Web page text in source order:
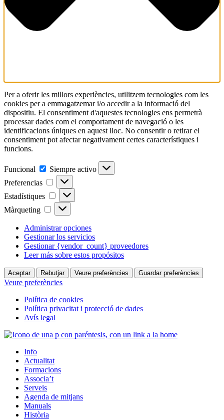
Per a oferir les millors experiències, utilitzem tecnologies com les
cookies per a emmagatzemar i/o accedir a la informació del
dispositiu. El consentiment d'aquestes tecnologies ens permetrà
processar dades com el comportament de navegació o les
identificacions úniques en aquest lloc. No consentir o retirar el
consentiment pot afectar negativament certes característiques i
funcions.
Funcional Funcional
Siempre activo
Preferencias
Preferencias
Estadístiques Estadístiques
Màrqueting Màrqueting
Administrar opciones
Gestionar los servicios
Gestionar {vendor_count} proveedores
Leer más sobre estos propósitos
Aceptar Rebutjar Veure preferències Guardar preferències
Veure preferències
Política de cookies
Política privacitat i protecció de dades
Avís legal
Info
Actualitat
Formacions
Associa’t
Serveis
Agenda de mitjans
Manuals
Història